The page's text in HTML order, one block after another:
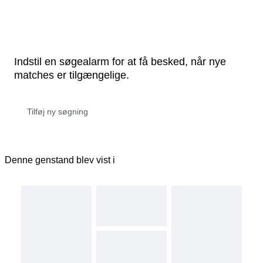
Indstil en søgealarm for at få besked, når nye
matches er tilgængelige.
Denne genstand blev vist i